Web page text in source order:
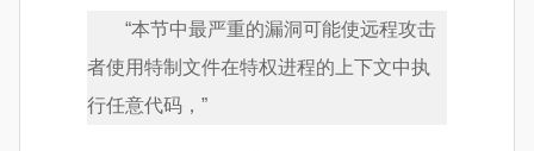
“本节中最严重的漏洞可能使远程攻击
者使用特制文件在特权进程的上下文中执
行任意代码，”